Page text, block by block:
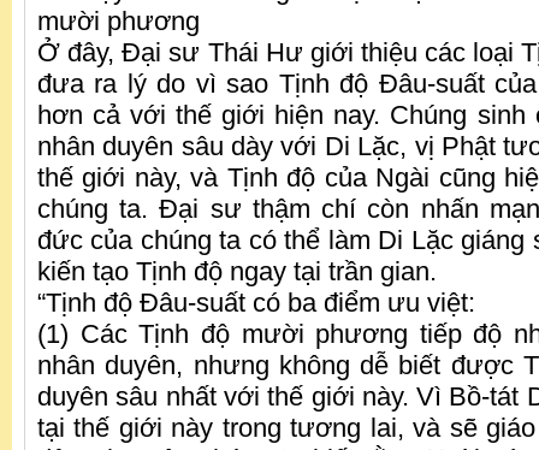
mười phương
Ở đây, Đại sư Thái Hư giới thiệu các loại
đưa ra lý do vì sao Tịnh độ Đâu-suất
hơn cả với thế giới hiện nay. Chúng
nhân duyên sâu dày với Di Lặc, vị Phật
thế giới này, và Tịnh độ của Ngài cũng
chúng ta. Đại sư thậm chí còn nhấn
đức của chúng ta có thể làm Di Lặc
kiến tạo Tịnh độ ngay tại trần gian.
“Tịnh độ Đâu-suất có ba điểm ưu việt:
(1) Các Tịnh độ mười phương tiếp độ
nhân duyên, nhưng không dễ biết được
duyên sâu nhất với thế giới này. Vì Bồ-tát
tại thế giới này trong tương lai, và sẽ